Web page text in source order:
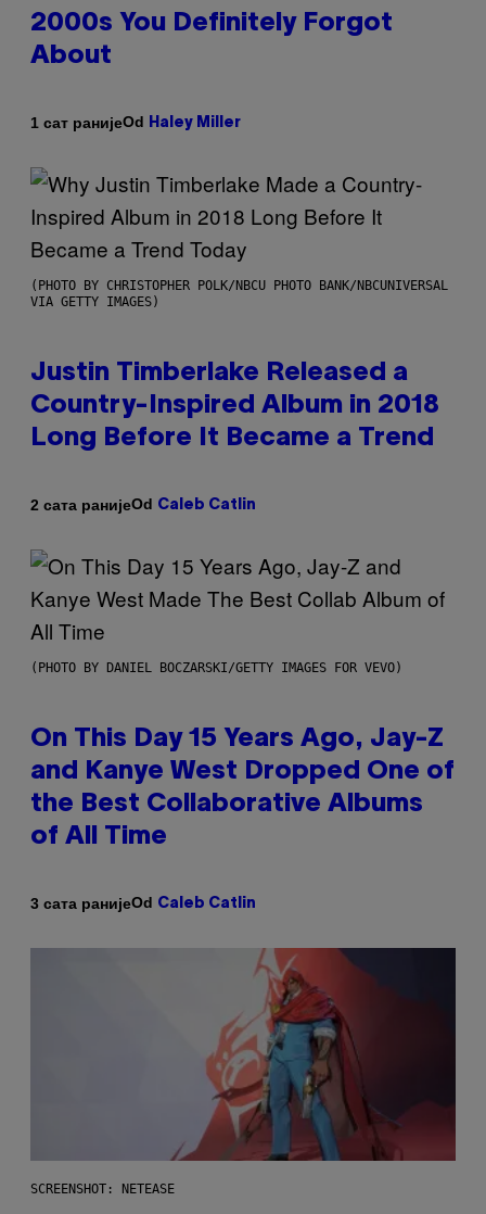
2000s You Definitely Forgot
About
1 сат ранијеOd Haley Miller
(PHOTO BY CHRISTOPHER POLK/NBCU PHOTO BANK/NBCUNIVERSAL
VIA GETTY IMAGES)
Justin Timberlake Released a
Country-Inspired Album in 2018
Long Before It Became a Trend
2 сата ранијеOd Caleb Catlin
(PHOTO BY DANIEL BOCZARSKI/GETTY IMAGES FOR VEVO)
On This Day 15 Years Ago, Jay-Z
and Kanye West Dropped One of
the Best Collaborative Albums
of All Time
3 сата ранијеOd Caleb Catlin
SCREENSHOT: NETEASE